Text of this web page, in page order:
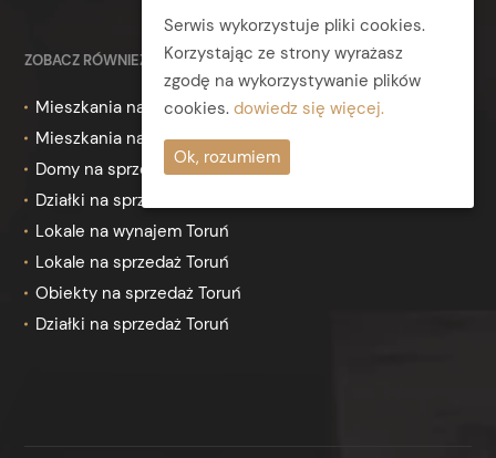
ZOBACZ RÓWNIEŻ
Mieszkania na wynajem Toruń
Mieszkania na sprzedaż Toruń
Domy na sprzedaż Toruń
Działki na sprzedaż Toruń
Lokale na wynajem Toruń
Lokale na sprzedaż Toruń
Obiekty na sprzedaż Toruń
Działki na sprzedaż Toruń
Serwis wykorzystuje pliki cookies.
Korzystając ze strony wyrażasz
zgodę na wykorzystywanie plików
cookies. dowiedz się więcej.
Ok, rozumiem